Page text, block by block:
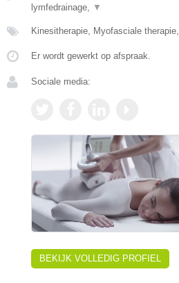
lymfedrainage,
▼
Kinesitherapie, Myofasciale
Er wordt gewerkt op afspraak.
Sociale media:
BEKIJK VOLLEDIG PROFIEL